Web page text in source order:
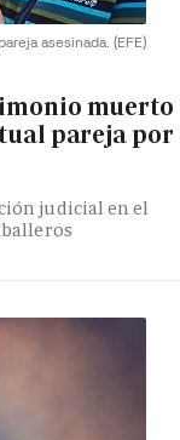
asesinada. (EFE)
muerto
pareja por
judicial en el